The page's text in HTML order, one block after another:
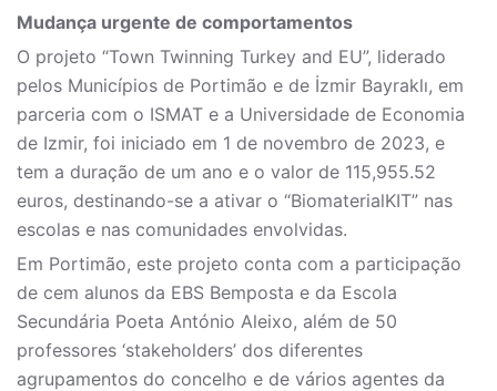
Mudança urgente de comportamentos
O projeto “Town Twinning Turkey and EU”, liderado
pelos Municípios de Portimão e de İzmir Bayraklı, em
parceria com o ISMAT e a Universidade de Economia
de Izmir, foi iniciado em 1 de novembro de 2023, e
tem a duração de um ano e o valor de 115,955.52
euros, destinando-se a ativar o “BiomaterialKIT” nas
escolas e nas comunidades envolvidas.
Em Portimão, este projeto conta com a participação
de cem alunos da EBS Bemposta e da Escola
Secundária Poeta António Aleixo, além de 50
professores ‘stakeholders’ dos diferentes
agrupamentos do concelho e de vários agentes da